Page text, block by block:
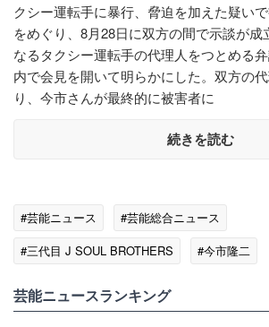
クシー運転手に暴行、脅迫を加えた疑い
をめぐり、8月28日に双方の間で示談が成
なるタクシー運転手の代理人をつとめる
内で会見を開いて明らかにした。双方の
り、今市さんが最終的に被害者に
続きを読む
#芸能ニュース
#芸能総合ニュース
#三代目 J SOUL BROTHERS
#今市隆二
芸能ニュースランキング